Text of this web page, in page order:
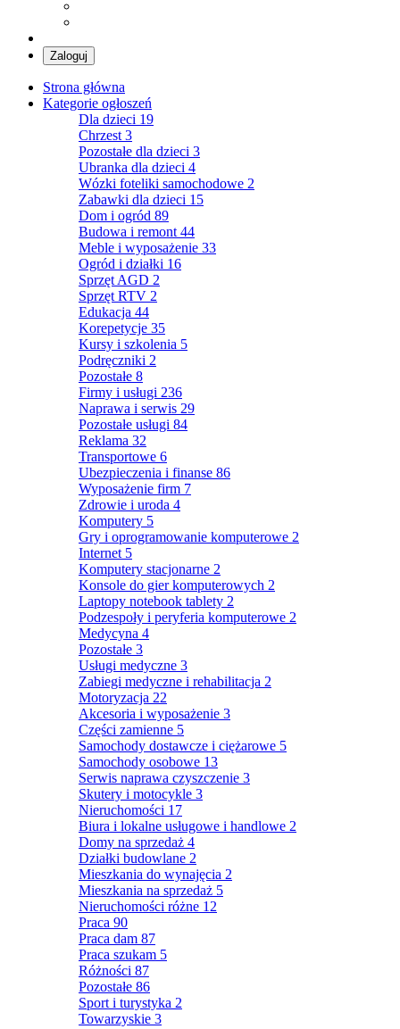
Zaloguj
Strona główna
Kategorie ogłoszeń
Dla dzieci 19
Chrzest 3
Pozostałe dla dzieci 3
Ubranka dla dzieci 4
Wózki foteliki samochodowe 2
Zabawki dla dzieci 15
Dom i ogród 89
Budowa i remont 44
Meble i wyposażenie 33
Ogród i działki 16
Sprzęt AGD 2
Sprzęt RTV 2
Edukacja 44
Korepetycje 35
Kursy i szkolenia 5
Podręczniki 2
Pozostałe 8
Firmy i usługi 236
Naprawa i serwis 29
Pozostałe usługi 84
Reklama 32
Transportowe 6
Ubezpieczenia i finanse 86
Wyposażenie firm 7
Zdrowie i uroda 4
Komputery 5
Gry i oprogramowanie komputerowe 2
Internet 5
Komputery stacjonarne 2
Konsole do gier komputerowych 2
Laptopy notebook tablety 2
Podzespoły i peryferia komputerowe 2
Medycyna 4
Pozostałe 3
Usługi medyczne 3
Zabiegi medyczne i rehabilitacja 2
Motoryzacja 22
Akcesoria i wyposażenie 3
Części zamienne 5
Samochody dostawcze i ciężarowe 5
Samochody osobowe 13
Serwis naprawa czyszczenie 3
Skutery i motocykle 3
Nieruchomości 17
Biura i lokalne usługowe i handlowe 2
Domy na sprzedaż 4
Działki budowlane 2
Mieszkania do wynajęcia 2
Mieszkania na sprzedaż 5
Nieruchomości różne 12
Praca 90
Praca dam 87
Praca szukam 5
Różności 87
Pozostałe 86
Sport i turystyka 2
Towarzyskie 3